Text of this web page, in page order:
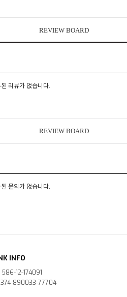
REVIEW BOARD
리뷰가 없습니다.
REVIEW BOARD
문의가 없습니다.
INFO
586-12-174091
374-890033-77704